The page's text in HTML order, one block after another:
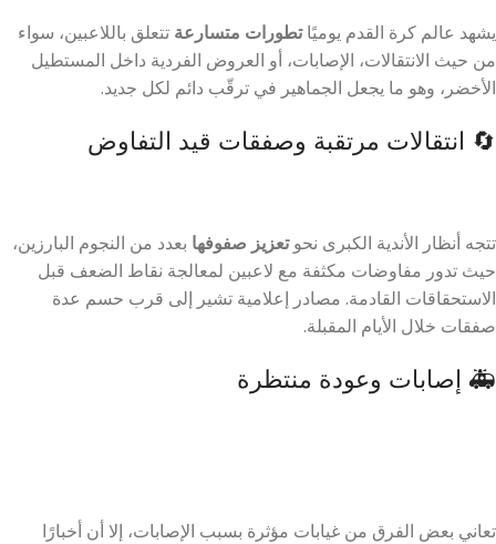
يشهد عالم كرة القدم يوميًاتطورات متسارعة تتعلق باللاعبين، سواء
من حيث الانتقالات، الإصابات، أو العروض الفردية داخل المستطيل
الأخضر، وهو ما يجعل الجماهير في ترقّب دائم لكل جديد.
🔄 انتقالات مرتقبة وصفقات قيد التفاوض
تتجه أنظار الأندية الكبرى نحوتعزيز صفوفها بعدد من النجوم البارزين،
حيث تدور مفاوضات مكثفة مع لاعبين لمعالجة نقاط الضعف قبل
الاستحقاقات القادمة. مصادر إعلامية تشير إلى قرب حسم عدة
صفقات خلال الأيام المقبلة.
🚑 إصابات وعودة منتظرة
تعاني بعض الفرق من غيابات مؤثرة بسبب الإصابات، إلا أن أخبارًا